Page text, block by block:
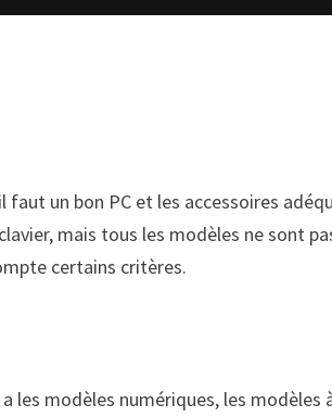
un bon PC et les accessoires
mais tous les modèles ne sont
certains critères.
les modèles numériques, les modèles